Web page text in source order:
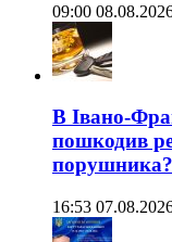
09:00
В Івано-
пошкодив
порушника?
16:53